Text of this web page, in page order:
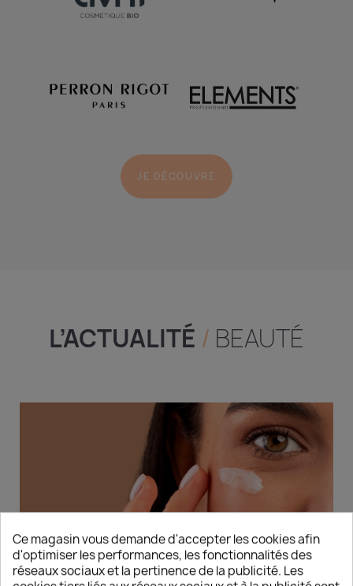
JE DÉCOUVRE
L’ACTUALITÉ / BEAUTÉ
Ce magasin vous demande d'accepter les cookies afin
d'optimiser les performances, les fonctionnalités des
réseaux sociaux et la pertinence de la publicité. Les